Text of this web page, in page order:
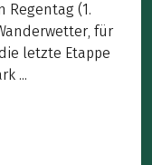
Regentag (1.
für
letzte Etappe
...